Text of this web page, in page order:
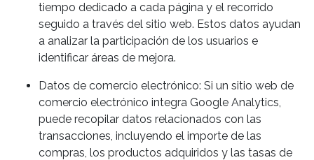
tiempo dedicado a cada página y el recorrido
seguido a través del sitio web. Estos datos ayudan
a analizar la participación de los usuarios e
identificar áreas de mejora.
Datos de comercio electrónico: Si un sitio web de
comercio electrónico integra Google Analytics,
puede recopilar datos relacionados con las
transacciones, incluyendo el importe de las
compras, los productos adquiridos y las tasas de